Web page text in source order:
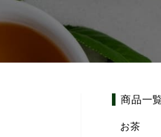
商品一
お茶